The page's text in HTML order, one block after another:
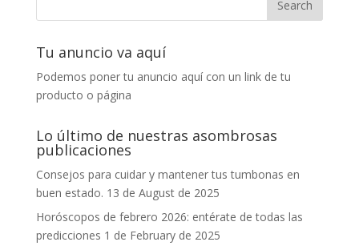
Tu anuncio va aquí
Podemos poner tu anuncio aquí con un link de tu
producto o página
Lo último de nuestras asombrosas
publicaciones
Consejos para cuidar y mantener tus tumbonas en
buen estado. 13 de August de 2025
Horóscopos de febrero 2026: entérate de todas las
predicciones 1 de February de 2025